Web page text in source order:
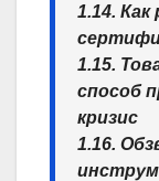
1.14.
1.15.
способ
кризис
1.16.